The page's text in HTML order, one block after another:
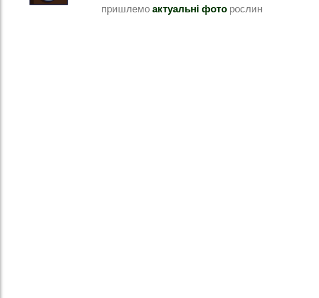
пришлемоактуальні фоторослин